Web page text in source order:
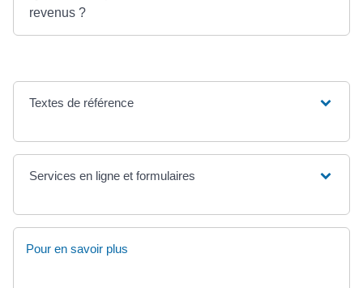
revenus ?
Textes de référence
Services en ligne et formulaires
Pour en savoir plus